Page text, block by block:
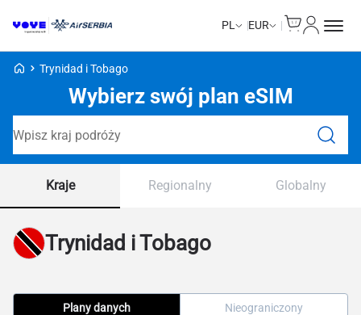
PL EUR
Strona główna Voye
Trynidad i Tobago
Wybierz swój plan eSIM
Kraje Regionalny Globalny
Trynidad i Tobago
Plany danych Nieograniczony